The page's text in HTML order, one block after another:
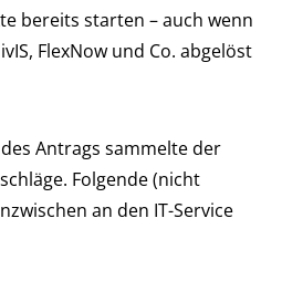
bereits starten – auch wenn
FlexNow und Co. abgelöst
Antrags sammelte der
Folgende (nicht
an den IT-Service